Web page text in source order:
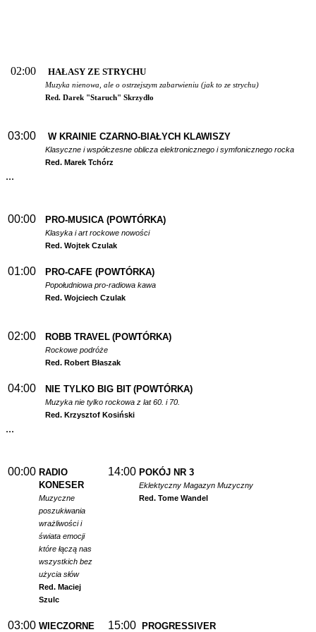
02:00 HAŁASY ZE STRYCHU
Muzyka nienowa, ale o ostrzejszym zabarwieniu (jak to ze strychu)
Red. Darek "Staruch" Skrzydło
03:00 W KRAINIE CZARNO-BIAŁYCH KLAWISZY
Klasyczne i współczesne oblicza elektronicznego i symfonicznego rocka
Red. Marek Tchórz
...
00:00 PRO-MUSICA (POWTÓRKA)
Klasyka i art rockowe nowości
Red. Wojtek Czulak
01:00 PRO-CAFE (POWTÓRKA)
Popołudniowa pro-radiowa kawa
Red. Wojciech Czulak
02:00 ROBB TRAVEL (POWTÓRKA)
Rockowe podróże
Red. Robert Błaszak
04:00 NIE TYLKO BIG BIT (POWTÓRKA)
Muzyka nie tylko rockowa z lat 60. i 70.
Red. Krzysztof Kosiński
...
00:00 RADIO
KONESER
Muzyczne
poszukiwania
wrażliwości i
świata emocji
które łączą nas
wszystkich bez
użycia słów
Red. Maciej
Szulc
14:00 POKÓJ NR 3
Eklektyczny Magazyn Muzyczny
Red. Tome Wandel
03:00 WIECZORNE 15:00 PROGRESSIVER